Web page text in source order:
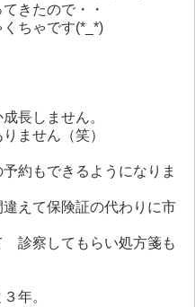
きたので・・
ちゃです(*_*)
長しません。
ません（笑）
約もできるようになりま
えて保険証の代わりに市
診察してもらい処方箋も
年。